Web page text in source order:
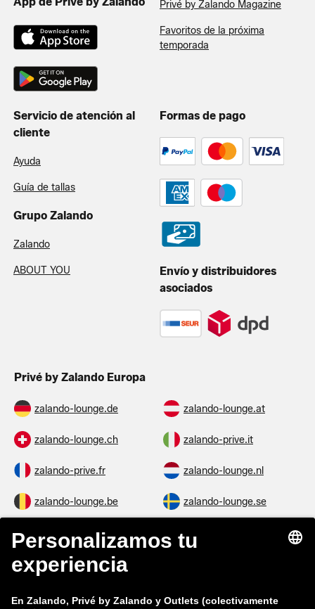
Privé by Zalando Magazine
Favoritos de la próxima
temporada
Servicio de atención al
cliente
Ayuda
Guía de tallas
Grupo Zalando
Zalando
ABOUT YOU
Formas de pago
Envío y distribuidores
asociados
Privé by Zalando Europa
zalando-lounge.de zalando-lounge.at
zalando-lounge.ch zalando-prive.it
zalando-prive.fr zalando-lounge.nl
zalando-lounge.be zalando-lounge.se
zalando-lounge.fi
zalando-lounge.co.uk
zalando-prive.es zalando-lounge.cz